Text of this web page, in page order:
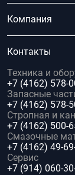
Компания
Контакты
Техника и
+7 (4162) 578-
Запасные
+7 (4162) 578-
Стропная и
+7 (4162) 500-
Смазочные
+7 (4162) 49-
Сервис
+7 (914) 060-